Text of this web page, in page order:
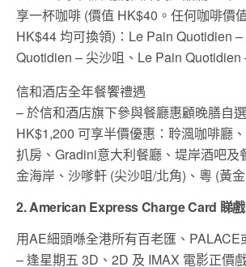
享一杯咖啡 (價值 HK$40。任何咖啡價
HK$44 均可換領)：Le Pain Quotidien
Quotidien – 尖沙咀、Le Pain Quotidien
信和酒店全年餐饗禮遇
– 於信和酒店旗下參與餐廳惠顧晚膳自
HK$1,200 可享半價優惠：聆渢咖啡廳
扒房、Gradini意大利餐廳、堤岸酒吧及
金海岸、沙嗲軒 (尖沙咀/北角)、粵 (黃
2. American Express Charge Card 睇
用AE細頭喺全港所有百老匯、PALACE
– 逢星期五 3D、2D 及 IMAX 電影正價